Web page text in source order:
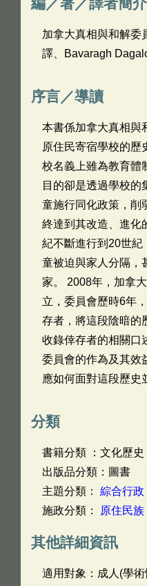
加拿大真相與和解委
譯、Bavaragh
序言／導讀
本書係加拿大真相與
原住民寄宿學校的歷
校名義上雖為教育體
目的卻是透過學校的
童施行同化政策，削
終達到其改造、進化
紀不斷進行到20世
童被迫與家人分隔，
家。 2008年，加拿
立，委員會歷時6年
存者，將這段陰暗的
收錄倖存者的相關口
委員會的作為及其效
應如何面對這段歷史
分類
書籍分類 ：文化歷史
出版品分類：圖書
主題分類： 綜合行政
施政分類：
原住民族
其他詳細資訊
適用對象：成人(學術